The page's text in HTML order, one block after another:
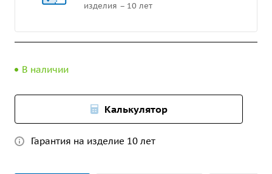
изделия – 10 лет
В наличии
Калькулятор
Гарантия на изделие 10 лет